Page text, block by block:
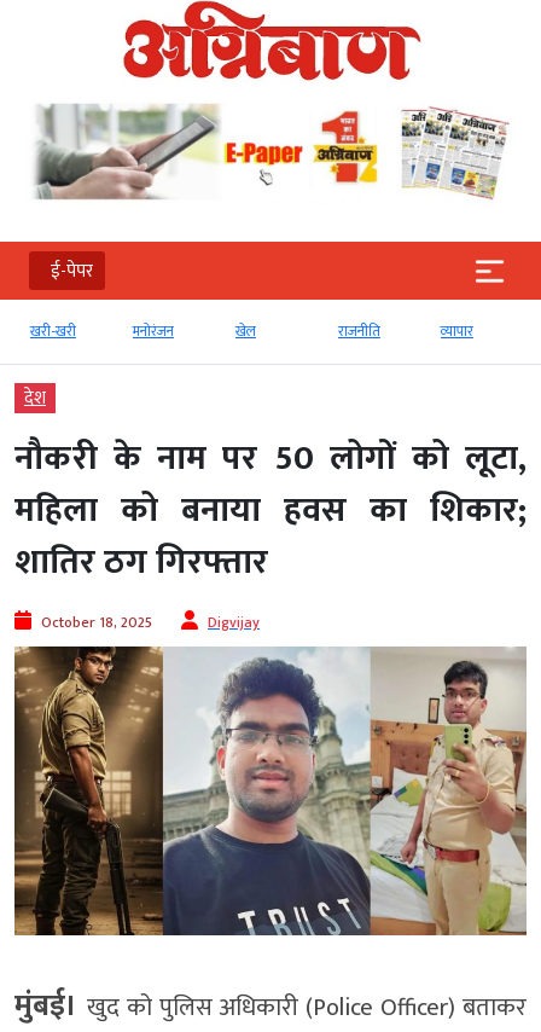
ई-पेपर
खरी-खरी मनोरंजन खेल राजनीति व्‍यापार
देश
नौकरी के नाम पर 50 लोगों को लूटा,
महिला को बनाया हवस का शिकार;
शातिर ठग गिरफ्तार
October 18, 2025 Digvijay
मुंबई। खुद को पुलिस अधिकारी (Police Officer) बताकर